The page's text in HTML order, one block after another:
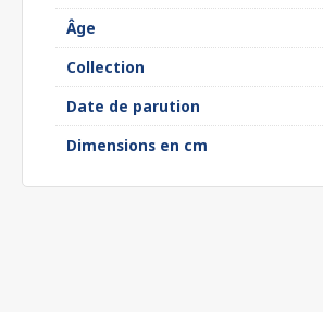
Âge
Collection
Date de parution
Dimensions en cm